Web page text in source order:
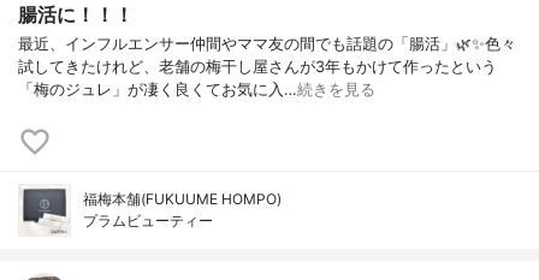
腸活に！！！
最近、インフルエンサー仲間やママ友の間でも話題の「腸活」🌿✨色々
試してきたけれど、老舗の梅干し屋さんが3年もかけて作ったという
「梅のジュレ」が凄く良くてお気に入…続きを見る
福梅本舗(FUKUUME HOMPO)
プラムビューティー